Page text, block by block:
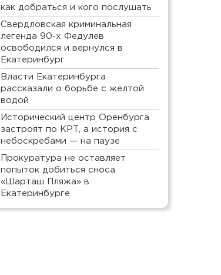
как добраться и кого послушать
Свердловская криминальная
легенда 90-х Федулев
освободился и вернулся в
Екатеринбург
Власти Екатеринбурга
рассказали о борьбе с желтой
водой
Исторический центр Оренбурга
застроят по КРТ, а история с
небоскребами — на паузе
Прокуратура не оставляет
попыток добиться сноса
«Шарташ Пляжа» в
Екатеринбурге